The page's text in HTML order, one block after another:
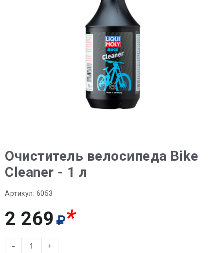
Очиститель велосипеда Bike
Cleaner - 1 л
Артикул: 6053
2 269 *
− +